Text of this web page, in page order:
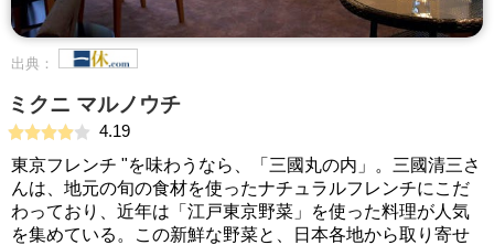
出典：
ミクニ マルノウチ
4.19
東京フレンチ "を味わうなら、「三國丸の内」。三國清三さ
んは、地元の旬の食材を使ったナチュラルフレンチにこだ
わっており、近年は「江戸東京野菜」を使った料理が人気
を集めている。この新鮮な野菜と、日本各地から取り寄せ